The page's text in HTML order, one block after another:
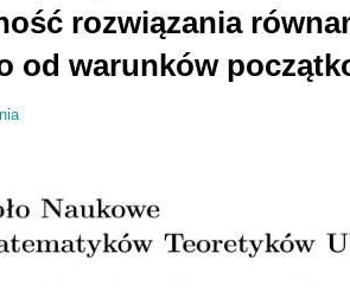
rozwiązania
od warunków